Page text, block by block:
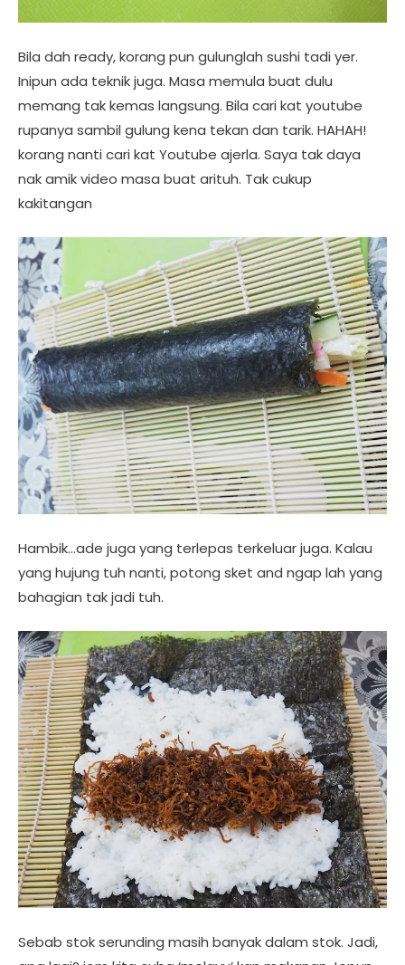
Bila dah ready, korang pun gulunglah sushi tadi yer.
Inipun ada teknik juga. Masa memula buat dulu
memang tak kemas langsung. Bila cari kat youtube
rupanya sambil gulung kena tekan dan tarik. HAHAH!
korang nanti cari kat Youtube ajerla. Saya tak daya
nak amik video masa buat arituh. Tak cukup
kakitangan
Hambik…ade juga yang terlepas terkeluar juga. Kalau
yang hujung tuh nanti, potong sket and ngap lah yang
bahagian tak jadi tuh.
Sebab stok serunding masih banyak dalam stok. Jadi,